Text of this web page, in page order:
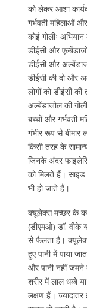
को लेकर आशा
गर्भवती महिलाओं
कोई गोलीः
डीईसी और
डीईसी और
डीईसी की दो और
लोगों को डीईसी
अल्बेंडाजोल की
बच्चों और गर्भवती
गंभीर रूप से बीमार
किसी तरह के
जिनके अंदर
को मिलते हैं। साइड
भी हो जाते हैं।
क्यूलेक्स मच्छर के
(डीएमओ) डॉ. वीके
से फैलता है।
हुए पानी में पाया
और पानी नहीं
शरीर में लाल धब्बे
लक्षण हैं। ज्यादातर